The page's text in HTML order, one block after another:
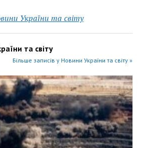
України та світу
та світу
Більше записів у Новини України та світу »